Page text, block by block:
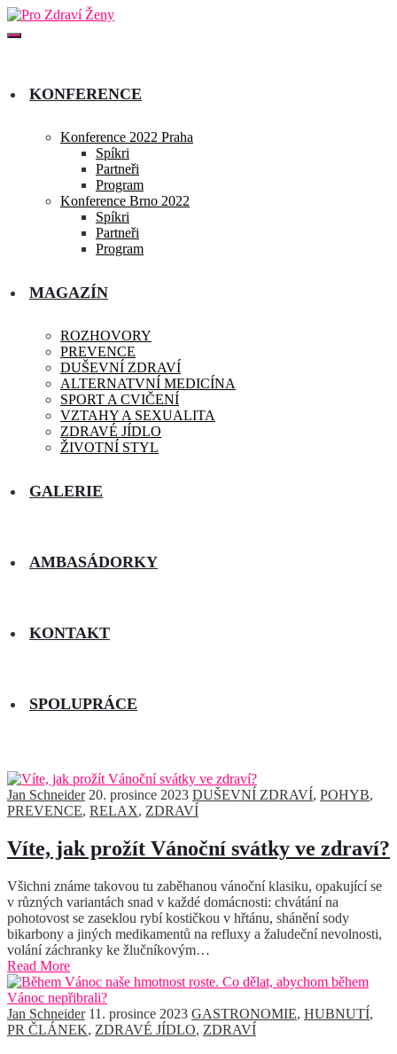
KONFERENCE
Konference 2022 Praha
Spíkri
Partneři
Program
Konference Brno 2022
Spíkri
Partneři
Program
MAGAZÍN
ROZHOVORY
PREVENCE
DUŠEVNÍ ZDRAVÍ
ALTERNATVNÍ MEDICÍNA
SPORT A CVIČENÍ
VZTAHY A SEXUALITA
ZDRAVÉ JÍDLO
ŽIVOTNÍ STYL
GALERIE
AMBASÁDORKY
KONTAKT
SPOLUPRÁCE
Jan Schneider 20. prosince 2023 DUŠEVNÍ ZDRAVÍ, POHYB,
PREVENCE, RELAX, ZDRAVÍ
Víte, jak prožít Vánoční svátky ve zdraví?
Všichni známe takovou tu zaběhanou vánoční klasiku, opakující se
v různých variantách snad v každé domácnosti: chvátání na
pohotovost se zaseklou rybí kostičkou v hřtánu, shánění sody
bikarbony a jiných medikamentů na refluxy a žaludeční nevolnosti,
volání záchranky ke žlučníkovým…
Read More
Jan Schneider 11. prosince 2023 GASTRONOMIE, HUBNUTÍ,
PR ČLÁNEK, ZDRAVÉ JÍDLO, ZDRAVÍ